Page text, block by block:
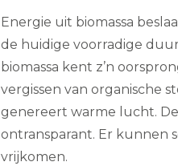
Energie uit biomassa
de huidige voorradige
biomassa kent z’n
vergissen van organische
genereert warme lucht.
ontransparant. Er kunnen
vrijkomen.